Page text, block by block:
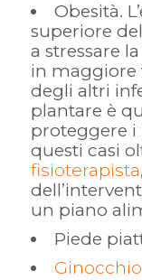
Obesità.
superiore
a stressare
in maggiore
degli altri
plantare è
proteggere i
questi casi
fisioterapista
un piano
Piede